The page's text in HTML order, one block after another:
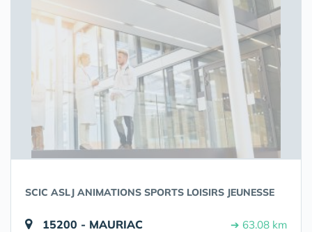
SCIC ASLJ ANIMATIONS SPORTS LOISIRS JEUNESSE
15200 - MAURIAC ➔ 63.08 km